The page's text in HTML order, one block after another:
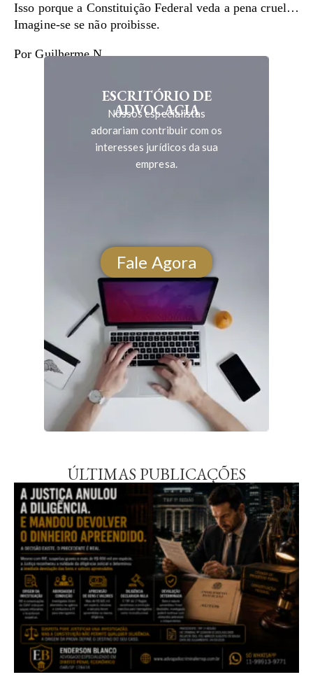
Isso porque a Constituição Federal veda a pena cruel…
Imagine-se se não proibisse.
Por Guilherme N
ESCRITÓRIO DE
ADVOCACIA
Nossos especialistas
adorariam contribuir com os
interesses jurídicos da sua
empresa.
ÚLTIMAS PUBLICAÇÕES
Fale Agora